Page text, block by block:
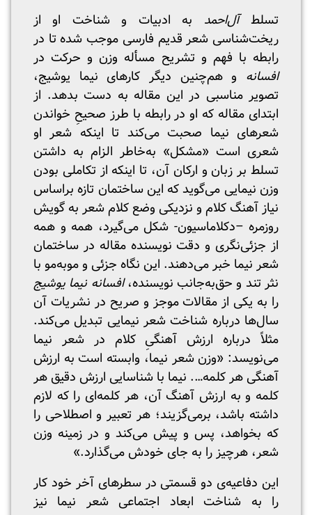
تسلطآل‌احمد به ادبیات و شناخت او از
ریخت‌شناسی شعر قدیم فارسی موجب شده تا در
رابطه با فهم و تشریح مسأله وزن و حرکت در
افسانه و هم‌چنین دیگر کارهای نیما یوشیج،
تصویر مناسبی در این مقاله به دست بدهد. از
ابتدای مقاله که او در رابطه با طرز صحیحِ خواندن
شعرهای نیما صحبت می‌کند تا اینکه شعر او
شعری است «مشکل» به‌خاطر الزام به داشتن
تسلط بر زبان و ارکان آن، تا اینکه از تکاملی بودن
وزن نیمایی می‌گوید که این ساختمان تازه براساس
نیاز آهنگ کلام و نزدیکی وضع کلام شعر به گویش
روزمره –دکلاماسیون- شکل می‌گیرد، همه و همه
از جزئی‌نگری و دقت نویسنده مقاله در ساختمان
شعر نیما خبر می‌دهند. این نگاه جزئی و موبه‌مو با
نثر تند و حق‌به‌جانب نویسنده،افسانه نیما یوشیج
را به یکی از مقالات موجز و صریح در نشریات آن
سال‌ها درباره شناخت شعر نیمایی تبدیل می‌کند.
مثلاً درباره ارزش آهنگیِ کلام در شعر نیما
می‌نویسد: «وزن شعر نیما، وابسته است به ارزش
آهنگی هر کلمه…. نیما با شناسایی ارزش دقیق هر
کلمه و به ارزش آهنگ آن، هر کلمه‌ای را که لازم
داشته باشد، برمی‌گزیند؛ هر تعبیر و اصطلاحی را
که بخواهد، پس و پیش می‌کند و در زمینه وزن
شعر، هرچیز را به جای خودش می‌گذارد.»
این دفاعیه‌ی دو قسمتی در سطرهای آخر خود کار
را به شناخت ابعاد اجتماعی شعر نیما نیز